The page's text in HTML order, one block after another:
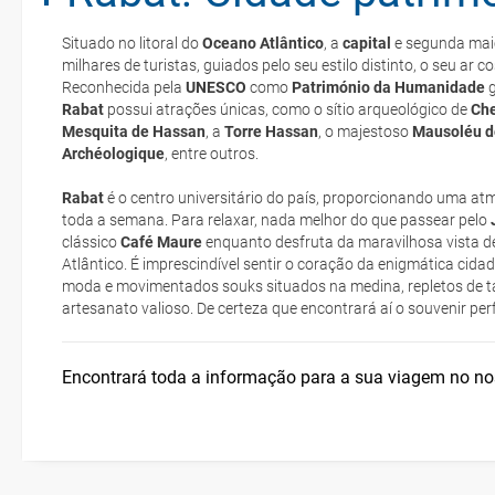
Situado no litoral doOceano Atlântico, a capital e segunda
milhares de turistas, guiados pelo seu estilo distinto, o seu ar
Reconhecida pela UNESCO como Património da Humanidade
Rabat possui atrações únicas, como o sítio arqueológico de
Mesquita de Hassan, a Torre Hassan, o majestoso Mausoléu
Archéologique, entre outros.
Rabaté o centro universitário do país, proporcionando uma
toda a semana. Para relaxar, nada melhor do que passear pelo
clássicoCafé Maureenquanto desfruta da maravilhosa vista
Atlântico. É imprescindível sentir o coração da enigmática
moda e movimentados souks situados na medina, repletos de
artesanato valioso. De certeza que encontrará aí o souvenir
Encontrará toda a informação para a sua viagem no
Casablanca
Rabat
Agadir
Quando viajar?
Documentação e alfândegas
Como chegar?
Saúde e segurança
e-mail
deverá imprimi-la
suplemento extra
pacote
Posso cancelar ou modificar a reserva da viagem? Que custos